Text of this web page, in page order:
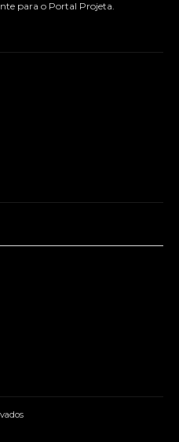
para o Portal Projeta.